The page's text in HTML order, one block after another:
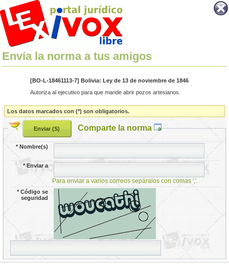
Envía la norma a tus amigos
[BO-L-18461113-7] Bolivia: Ley de 13 de noviembre de 1846
Autoriza al ejecutivo para que mande abrir pozos artesianos.
Los datos marcados con (*) son obligatorios.
Comparte la norma
*Nombre(s)
*Enviar a
Para enviar a varios correos sepáralos con comas ','.
*Código se
seguridad